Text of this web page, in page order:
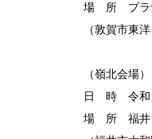
場 所 プラ
（敦賀市東洋
（嶺北会場）
日 時 令和
場 所 福井